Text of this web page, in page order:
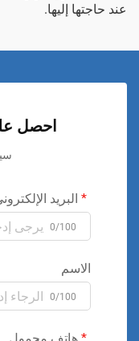
عند حاجتها إليها.
احصل
البريد
0/100
الاسم
0/100